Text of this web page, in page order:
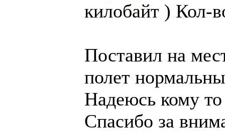
килобайт ) Кол-
Поставил на
полет
Надеюсь кому
Спасибо за